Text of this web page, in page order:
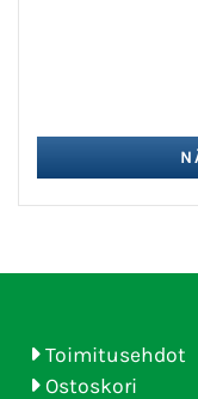
Toimitusehdot
Ostoskori